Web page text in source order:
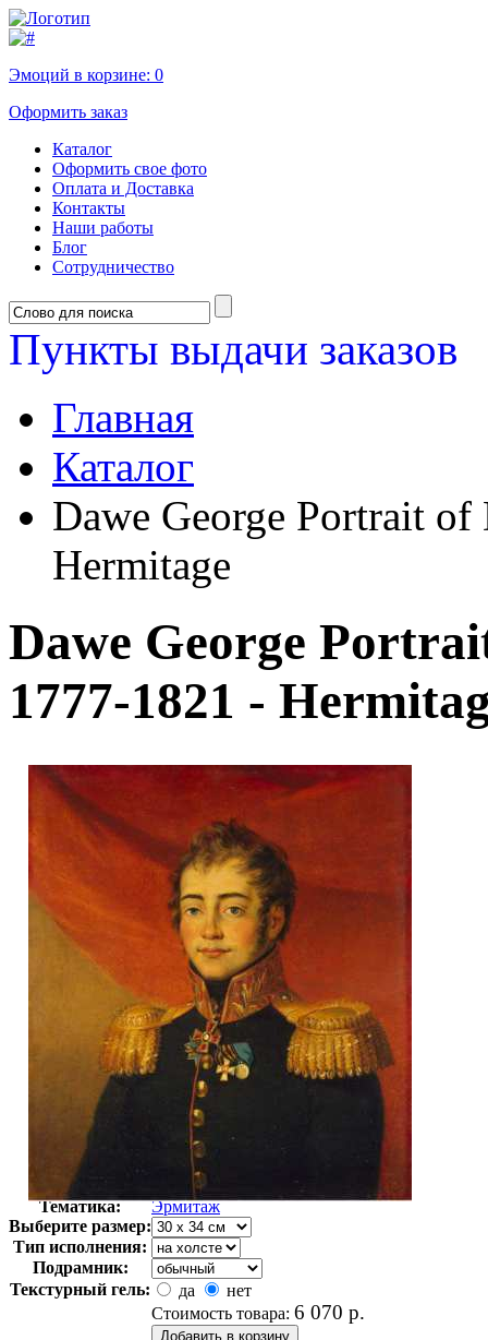
Эмоций в корзине: 0
Оформить заказ
Каталог
Оформить свое фото
Оплата и Доставка
Контакты
Наши работы
Блог
Сотрудничество
Пункты выдачи заказов
Главная
Каталог
Dawe George Portrait
Hermitage
Dawe George
1777-1821 -
Автор:
Неизвестно
Арт-стиль
Русская живопись XIX века
Тематика:
Эрмитаж
Выберите размер:
Тип исполнения:
Подрамник:
Текстурный гель:
да
нет
Стоимость товара: 6 070 р.